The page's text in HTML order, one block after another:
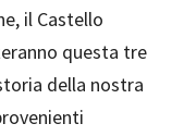
il Castello
questa tre
della nostra